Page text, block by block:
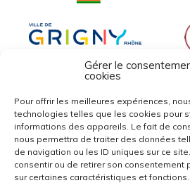
Gérer le
cookies
Pour offrir les meilleures expériences,
technologies telles que les cookies pour
informations des appareils. Le fait de
nous permettra de traiter des données
de navigation ou les ID uniques sur ce
consentir ou de retirer son consentement
sur certaines caractéristiques et fonctions.